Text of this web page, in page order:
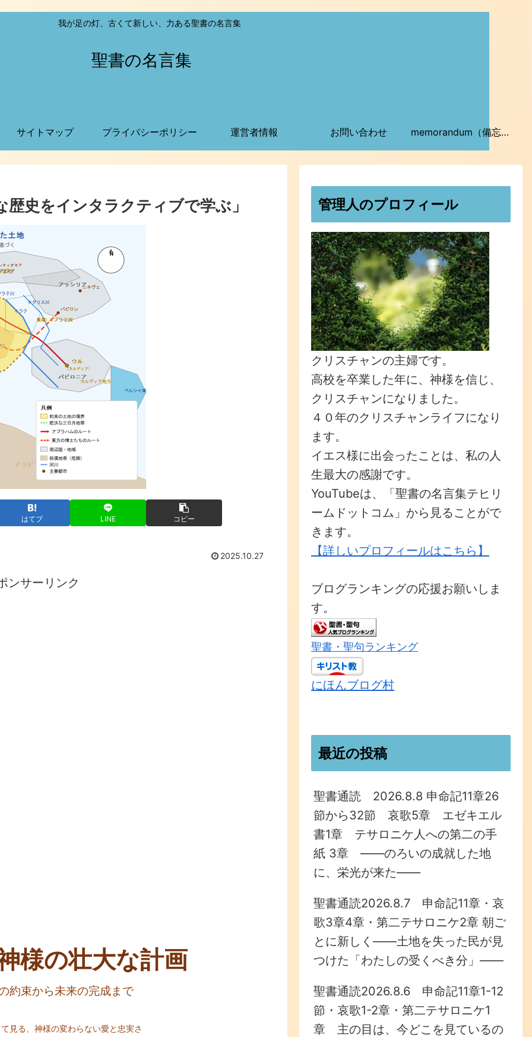
我が足の灯、古くて新しい、力ある聖書の名言集
聖書の名言集
サイトマップ プライバシーポリシー 運営者情報 お問い合わせ memorandum（備忘録）
史をインタラクティブで学ぶ」
はてブ LINE コピー
2025.10.27
ンサーリンク
様の壮大な計画
約束から未来の完成まで
見る、神様の変わらない愛と忠実さ
管理人のプロフィール
クリスチャンの主婦です。
高校を卒業した年に、神様を信じ、
クリスチャンになりました。
４０年のクリスチャンライフになり
ます。
イエス様に出会ったことは、私の人
生最大の感謝です。
YouTubeは、「聖書の名言集テヒリ
ームドットコム」から見ることがで
きます。
【詳しいプロフィールはこちら】
ブログランキングの応援お願いしま
す。
聖書・聖句ランキング
にほんブログ村
最近の投稿
聖書通読 2026.8.8 申命記11章26
節から32節 哀歌5章 エゼキエル
書1章 テサロニケ人への第二の手
紙 3章 ——のろいの成就した地
に、栄光が来た——
聖書通読2026.8.7 申命記11章・哀
歌3章4章・第二テサロニケ2章 朝ご
とに新しく——土地を失った民が見
つけた「わたしの受くべき分」——
聖書通読2026.8.6 申命記11章1-12
節・哀歌1-2章・第二テサロニケ1
章 主の目は、今どこを見ているの